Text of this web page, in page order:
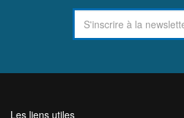
Les liens utiles